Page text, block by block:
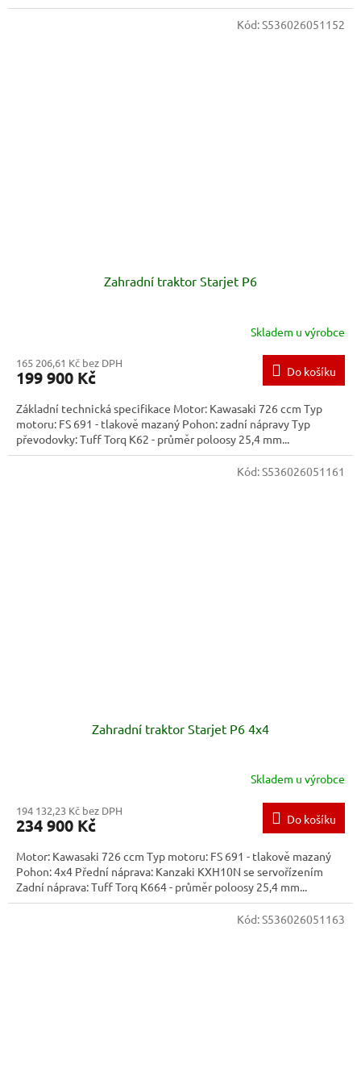
Zahradní traktor Starjet P6
Skladem u výrobce
165 206,61 Kč bez DPH
199 900 Kč Do košíku
Základní technická specifikace Motor: Kawasaki 726 ccm Typ
motoru: FS 691 - tlakově mazaný Pohon: zadní nápravy Typ
převodovky: Tuff Torq K62 - průměr poloosy 25,4 mm...
Kód:S536026051152
Zahradní traktor Starjet P6 4x4
Skladem u výrobce
194 132,23 Kč bez DPH
234 900 Kč Do košíku
Motor: Kawasaki 726 ccm Typ motoru: FS 691 - tlakově mazaný
Pohon: 4x4 Přední náprava: Kanzaki KXH10N se servořízením
Zadní náprava: Tuff Torq K664 - průměr poloosy 25,4 mm...
Kód:S536026051161
Kód:S536026051163